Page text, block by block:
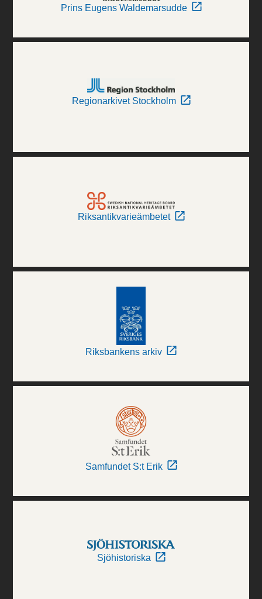
Prins Eugens Waldemarsudde
Regionarkivet Stockholm
Riksantikvarieämbetet
Riksbankens arkiv
Samfundet S:t Erik
Sjöhistoriska